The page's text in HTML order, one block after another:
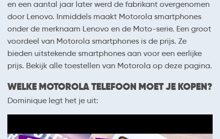
en een aantal jaar later werd de fabrikant overgenomen
door Lenovo. Inmiddels maakt Motorola smartphones
onder de merknaam Lenovo en de Moto-serie. Een groot
voordeel van Motorola smartphones is de prijs. Ze
bieden uitstekende smartphones aan voor een eerlijke
prijs. Bekijk alle toestellen van Motorola op deze pagina.
WELKE MOTOROLA TELEFOON MOET JE KOPEN?
Dominique legt het je uit: